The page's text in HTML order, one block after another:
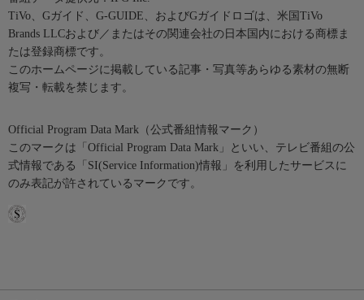
TiVo、Gガイド、G-GUIDE、およびGガイドロゴは、米国TiVo
Brands LLCおよび／またはその関連会社の日本国内における商標ま
たは登録商標です。
このホームページに掲載している記事・写真等あらゆる素材の無断
複写・転載を禁じます。
Official Program Data Mark（公式番組情報マーク）
このマークは「Official Program Data Mark」といい、テレビ番組の公
式情報である「SI(Service Information)情報」を利用したサービスに
のみ表記が許されているマークです。